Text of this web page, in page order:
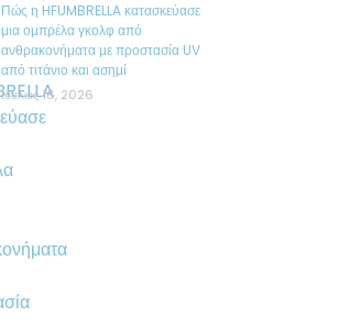
Πώς η HFUMBRELLA κατασκεύασε
μια ομπρέλα γκολφ από
ανθρακονήματα με προστασία UV
από τιτάνιο και ασημί
Ιούλιος 16, 2026